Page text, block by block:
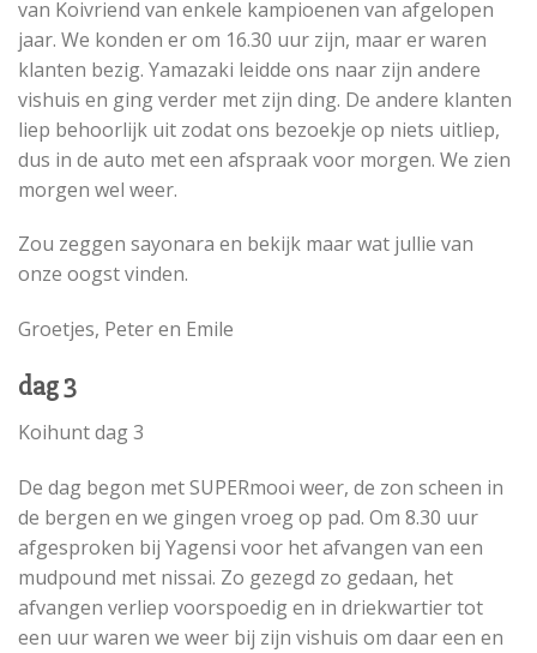
van Koivriend van enkele kampioenen van afgelopen
jaar. We konden er om 16.30 uur zijn, maar er waren
klanten bezig. Yamazaki leidde ons naar zijn andere
vishuis en ging verder met zijn ding. De andere klanten
liep behoorlijk uit zodat ons bezoekje op niets uitliep,
dus in de auto met een afspraak voor morgen. We zien
morgen wel weer.
Zou zeggen sayonara en bekijk maar wat jullie van
onze oogst vinden.
Groetjes, Peter en Emile
dag 3
Koihunt dag 3
De dag begon met SUPERmooi weer, de zon scheen in
de bergen en we gingen vroeg op pad. Om 8.30 uur
afgesproken bij Yagensi voor het afvangen van een
mudpound met nissai. Zo gezegd zo gedaan, het
afvangen verliep voorspoedig en in driekwartier tot
een uur waren we weer bij zijn vishuis om daar een en